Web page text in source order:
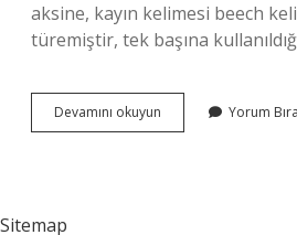
aksine, kayın kelimesi beech
türemiştir, tek başına
Devamını okuyun Görümce
Diye
Yorum
Sitemap